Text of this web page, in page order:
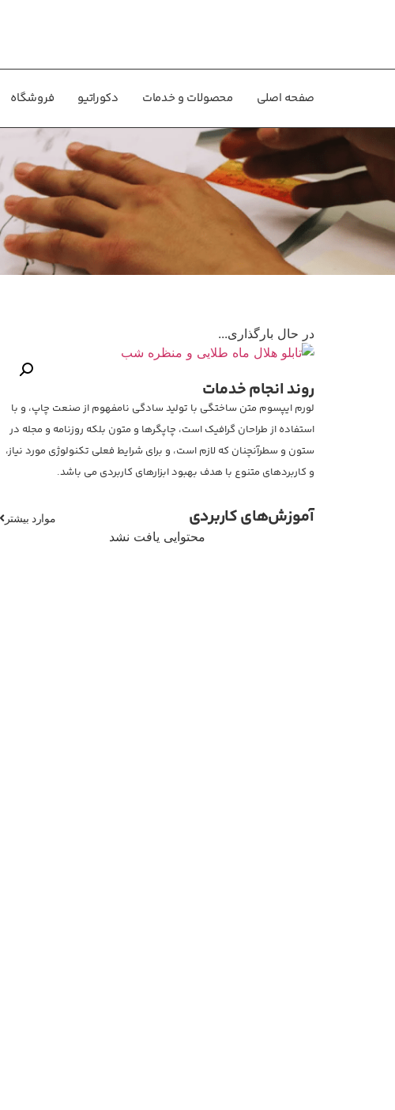
صفحه اصلی محصولات و خدمات دکوراتیو فروشگاه
در حال بارگذاری...
روند انجام خدمات
لورم ایپسوم متن ساختگی با تولید سادگی نامفهوم از صنعت چاپ، و با
استفاده از طراحان گرافیک است، چاپگرها و متون بلکه روزنامه و مجله در
ستون و سطرآنچنان که لازم است، و برای شرایط فعلی تکنولوژی مورد نیاز،
و کاربردهای متنوع با هدف بهبود ابزارهای کاربردی می باشد.
آموزش‌های کاربردی موارد بیشتر
محتوایی یافت نشد